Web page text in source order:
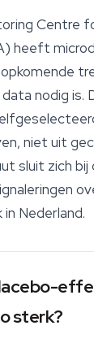
Centre
heeft
nodig is.
niet uit
sluit zich bij
Nederland.
sterk?